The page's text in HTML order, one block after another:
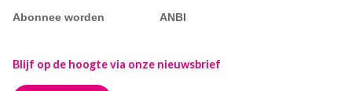
Abonnee worden ANBI
Blijf op de hoogte via onze nieuwsbrief